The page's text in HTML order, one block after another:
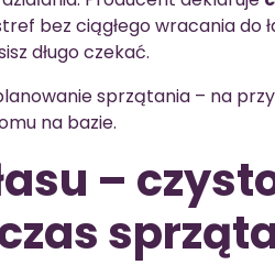
bez ciągłego wracania do
długo czekać.
sprzątania – na
na bazie.
–